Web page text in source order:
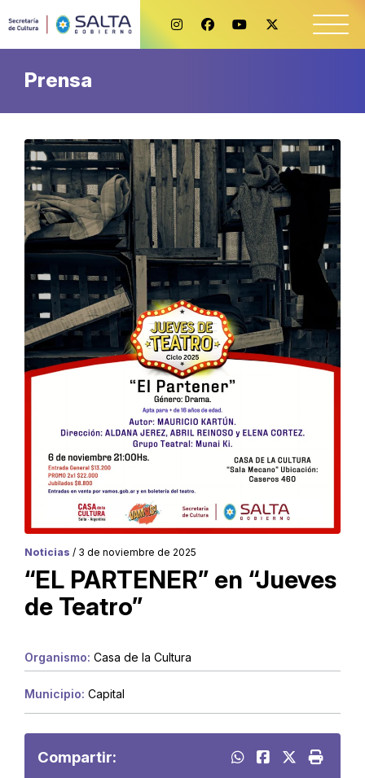
Prensa
Noticias / 3 de noviembre de 2025
“EL PARTENER” en “Jueves
de Teatro”
Organismo: Casa de la Cultura
Municipio: Capital
Compartir: